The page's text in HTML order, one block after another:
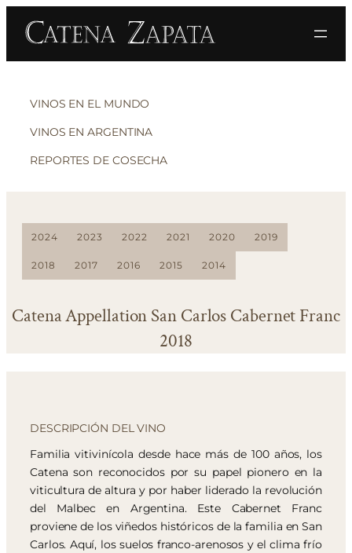
VINOS EN EL MUNDO
VINOS EN ARGENTINA
REPORTES DE COSECHA
2024 2023 2022 2021 2020 2019
2018 2017 2016 2015 2014
Catena Appellation San Carlos Cabernet Franc
2018
DESCRIPCIÓN DEL VINO
Familia vitivinícola desde hace más de 100 años, los
Catena son reconocidos por su papel pionero en la
viticultura de altura y por haber liderado la revolución
del Malbec en Argentina. Este Cabernet Franc
proviene de los viñedos históricos de la familia en San
Carlos. Aquí, los suelos franco-arenosos y el clima frío